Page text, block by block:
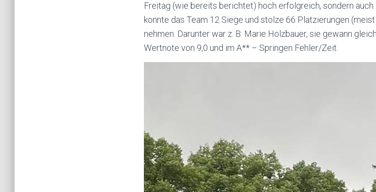
Freitag (wie bereits berichtet) hoch erfolgreich, sondern auch
konnte das Team 12 Siege und stolze 66 Platzierungen
nehmen. Darunter war z. B. Marie Holzbauer, sie gewann
Wertnote von 9,0 und im A** – Springen Fehler/Zeit.